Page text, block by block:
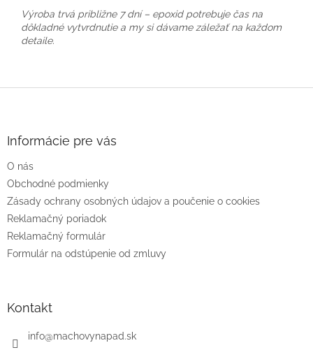
Výroba trvá približne 7 dní – epoxid potrebuje čas na
dôkladné vytvrdnutie a my si dávame záležať na každom
detaile.
e
Informácie pre vás
O nás
Obchodné podmienky
Zásady ochrany osobných údajov a poučenie o cookies
Reklamačný poriadok
Reklamačný formulár
Formulár na odstúpenie od zmluvy
Kontakt
info@machovynapad.sk